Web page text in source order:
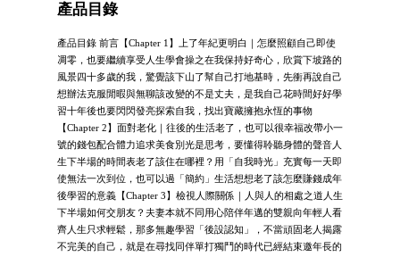
產品目錄
產品目錄 前言【Chapter 1】上了年紀更明白｜怎麼照顧自己即使
凋零，也要繼續享受人生學會操之在我保持好奇心，欣賞下坡路的
風景四十多歲的我，驚覺該下山了幫自己打地基時，先衝再說自己
想辦法克服閒暇與無聊該改變的不是丈夫，是我自己花時間好好學
習十年後也要閃閃發亮探索自我，找出寶藏擁抱永恆的事物
【Chapter 2】面對老化｜往後的生活老了，也可以很幸福改帶小一
號的錢包配合體力追求美食別光是思考，要懂得聆聽身體的聲音人
生下半場的時間表老了該住在哪裡？用「自我時光」充實每一天即
使無法一次到位，也可以過「簡約」生活想想老了該怎麼賺錢成年
後學習的意義【Chapter 3】檢視人際關係｜人與人的相處之道人生
下半場如何交朋友？夫妻本就不同用心陪伴年邁的雙親向年輕人看
齊人生只求輕鬆，那多無趣學習「後設認知」，不當頑固老人揭露
不完美的自己，就是在尋找同伴單打獨鬥的時代已經結束邀年長的